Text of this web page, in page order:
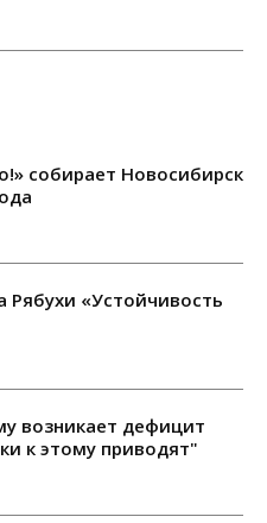
собирает Новосибирск
Рябухи «Устойчивость
возникает дефицит
к этому приводят"